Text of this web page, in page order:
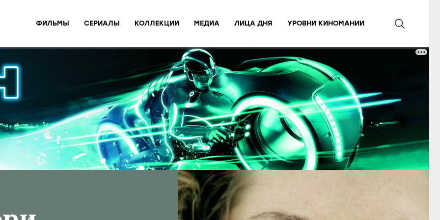
ФИЛЬМЫ СЕРИАЛЫ КОЛЛЕКЦИИ МЕДИА ЛИЦА ДНЯ УРОВНИ КИНОМАНИИ